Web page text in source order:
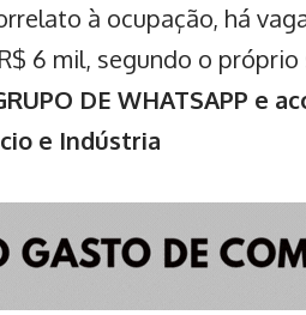
à ocupação, há
6 mil, segundo o próprio
DE WHATSAPP e
e Indústria